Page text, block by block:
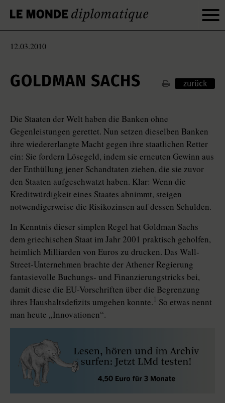
12.03.2010
GOLDMAN SACHS zurück
Die Staaten der Welt haben die Banken ohne
Gegenleistungen gerettet. Nun setzen dieselben Banken
ihre wiedererlangte Macht gegen ihre staatlichen Retter
ein: Sie fordern Lösegeld, indem sie erneuten Gewinn aus
der Enthüllung jener Schandtaten ziehen, die sie zuvor
den Staaten aufgeschwatzt haben. Klar: Wenn die
Kreditwürdigkeit eines Staates abnimmt, steigen
notwendigerweise die Risikozinsen auf dessen Schulden.
In Kenntnis dieser simplen Regel hat Goldman Sachs
dem griechischen Staat im Jahr 2001 praktisch geholfen,
heimlich Milliarden von Euros zu drucken. Das Wall-
Street-Unternehmen brachte der Athener Regierung
fantasievolle Buchungs- und Finanzierungstricks bei,
damit diese die EU-Vorschriften über die Begrenzung
ihres Haushaltsdefizits umgehen konnte. 1 So etwas nennt
man heute „Innovationen“.